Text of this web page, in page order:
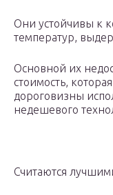
Они устойчивы к
температур,
Основной их
стоимость,
дороговизны
недешевого
Считаются